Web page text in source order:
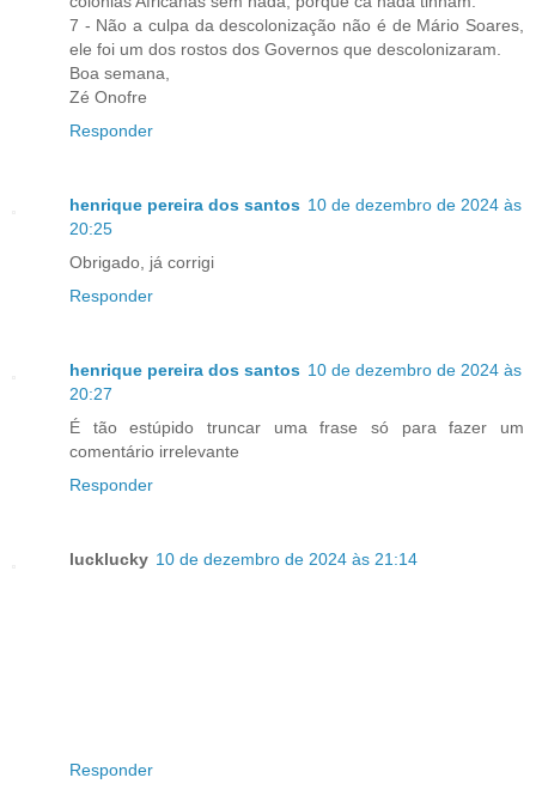
7 - Não a culpa da descolonização não é de Mário Soares,
ele foi um dos rostos dos Governos que descolonizaram.
Boa semana,
Zé Onofre
Responder
henrique pereira dos santos 10 de dezembro de 2024 às
20:25
Obrigado, já corrigi
Responder
henrique pereira dos santos 10 de dezembro de 2024 às
20:27
É tão estúpido truncar uma frase só para fazer um
comentário irrelevante
Responder
lucklucky 10 de dezembro de 2024 às 21:14
Responder